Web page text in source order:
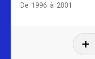
De 1996 à 2001